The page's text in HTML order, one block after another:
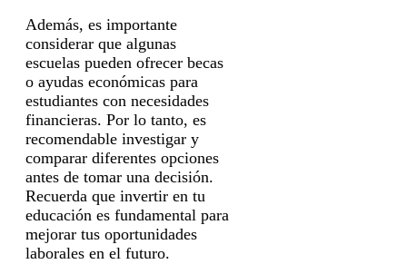
Además, es importante
considerar que algunas
escuelas pueden ofrecer becas
o ayudas económicas para
estudiantes con necesidades
financieras. Por lo tanto, es
recomendable investigar y
comparar diferentes opciones
antes de tomar una decisión.
Recuerda que invertir en tu
educación es fundamental para
mejorar tus oportunidades
laborales en el futuro.